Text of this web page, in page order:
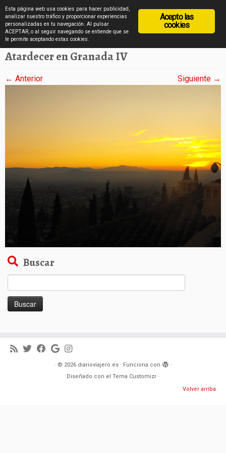
Saltar
al
diarioviajero.es
Inicio » Atardecer de Granada en fotos
Atardecer en Granada IV
← Anterior Siguiente →
Buscar
· © 2026 diarioviajero.es· Funciona con
·
Diseñado con el Tema Customizr ·
Volver arriba
Acepto las
cookies
Esta página web usa cookies para hacer publicidad,
analizar nuestro tráfico y proporcionar experiencias
personalizadas en tu navegación. Al pulsar
ACEPTAR, o al seguir navegando se entiende que se
le permite aceptando estas cookies.